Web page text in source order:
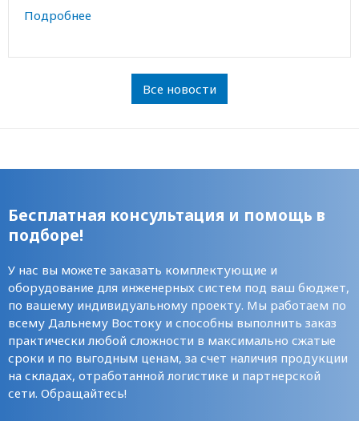
Подробнее
Все новости
Бесплатная консультация и помощь в
подборе!
У нас вы можете заказать комплектующие и
оборудование для инженерных систем под ваш бюджет,
по вашему индивидуальному проекту. Мы работаем по
всему Дальнему Востоку и способны выполнить заказ
практически любой сложности в максимально сжатые
сроки и по выгодным ценам, за счет наличия продукции
на складах, отработанной логистике и партнерской
сети. Обращайтесь!